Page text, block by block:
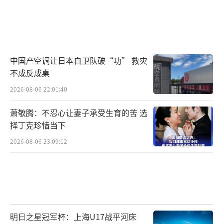
中国产空调让日本自卫队破“功” 救灾
不成反成桌
2026-08-06 22:01:40
萧敬腾：不忍心让妻子承受生育的苦 选
择丁克珍惜当下
2026-08-06 23:09:12
明日之星冠军杯：上海U17战平河床